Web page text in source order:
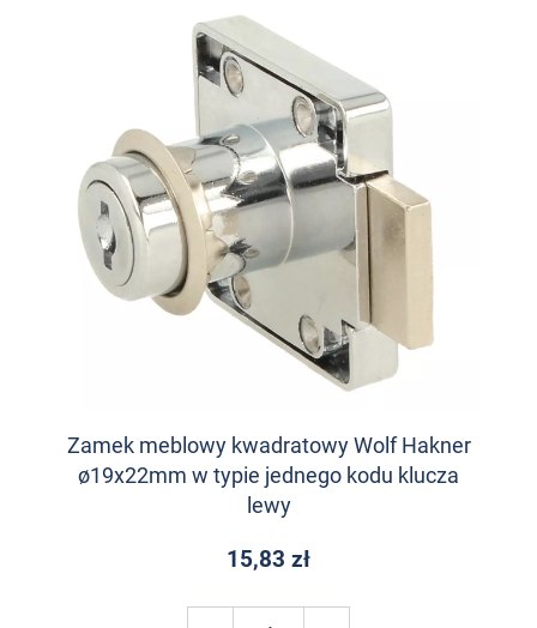
Zamek meblowy kwadratowy Wolf Hakner
ø19x22mm w typie jednego kodu klucza
lewy
15,83 zł